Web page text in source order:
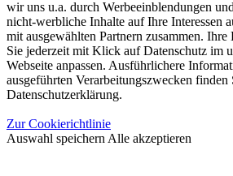
wir uns u.a. durch Werbeeinblendungen
nicht-werbliche Inhalte auf Ihre Interessen
mit ausgewählten Partnern zusammen.
Sie jederzeit mit Klick auf Datenschutz im
Webseite anpassen. Ausführlichere
ausgeführten Verarbeitungszwecken finden
Datenschutzerklärung.
Zur Cookierichtlinie
Auswahl speichern Alle akzeptieren